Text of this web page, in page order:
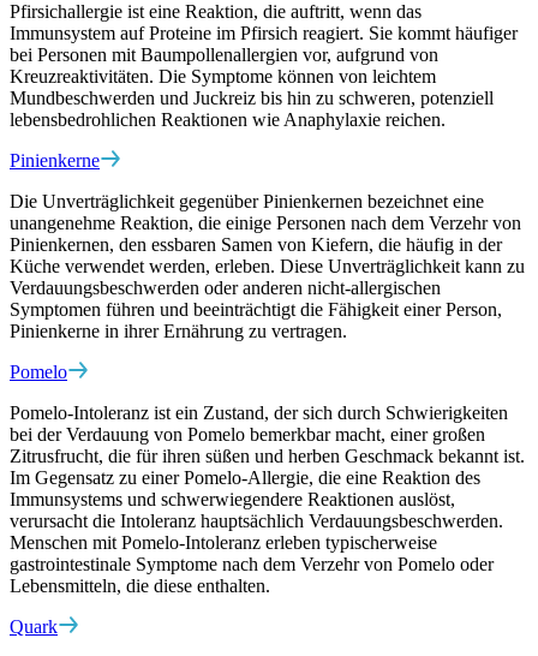
Pfirsichallergie ist eine Reaktion, die auftritt, wenn das
Immunsystem auf Proteine im Pfirsich reagiert. Sie kommt häufiger
bei Personen mit Baumpollenallergien vor, aufgrund von
Kreuzreaktivitäten. Die Symptome können von leichtem
Mundbeschwerden und Juckreiz bis hin zu schweren, potenziell
lebensbedrohlichen Reaktionen wie Anaphylaxie reichen.
Pinienkerne
Die Unverträglichkeit gegenüber Pinienkernen bezeichnet eine
unangenehme Reaktion, die einige Personen nach dem Verzehr von
Pinienkernen, den essbaren Samen von Kiefern, die häufig in der
Küche verwendet werden, erleben. Diese Unverträglichkeit kann zu
Verdauungsbeschwerden oder anderen nicht-allergischen
Symptomen führen und beeinträchtigt die Fähigkeit einer Person,
Pinienkerne in ihrer Ernährung zu vertragen.
Pomelo
Pomelo-Intoleranz ist ein Zustand, der sich durch Schwierigkeiten
bei der Verdauung von Pomelo bemerkbar macht, einer großen
Zitrusfrucht, die für ihren süßen und herben Geschmack bekannt ist.
Im Gegensatz zu einer Pomelo-Allergie, die eine Reaktion des
Immunsystems und schwerwiegendere Reaktionen auslöst,
verursacht die Intoleranz hauptsächlich Verdauungsbeschwerden.
Menschen mit Pomelo-Intoleranz erleben typischerweise
gastrointestinale Symptome nach dem Verzehr von Pomelo oder
Lebensmitteln, die diese enthalten.
Quark